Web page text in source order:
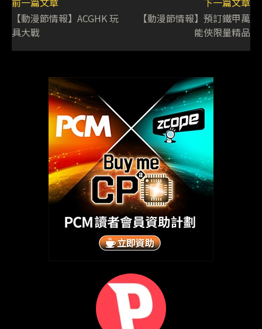
【動漫節情報】ACGHK 玩
具大戰
【動漫節情報】預訂鐵甲萬
能俠限量精品